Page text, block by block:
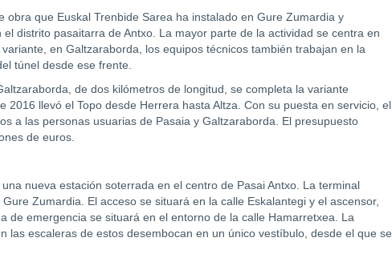
obra que Euskal Trenbide Sarea ha instalado en Gure Zumardia y
distrito pasaitarra de Antxo. La mayor parte de la actividad se centra en
en Galtzaraborda, los equipos técnicos también trabajan en la
túnel desde ese frente.
de dos kilómetros de longitud, se completa la variante
llevó el Topo desde Herrera hasta Altza. Con su puesta en servicio, el
a las personas usuarias de Pasaia y Galtzaraborda. El presupuesto
de euros.
nueva estación soterrada en el centro de Pasai Antxo. La terminal
Zumardia. El acceso se situará en la calle Eskalantegi y el ascensor,
de emergencia se situará en el entorno de la calle Hamarretxea. La
las escaleras de estos desembocan en un único vestíbulo, desde el que se